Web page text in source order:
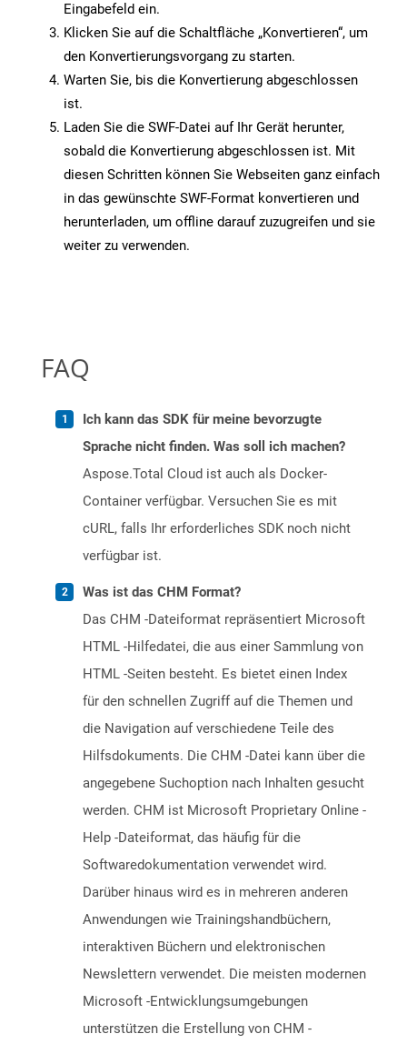
Eingabefeld ein.
Klicken Sie auf die Schaltfläche „Konvertieren“, um
den Konvertierungsvorgang zu starten.
Warten Sie, bis die Konvertierung abgeschlossen
ist.
Laden Sie die SWF-Datei auf Ihr Gerät herunter,
sobald die Konvertierung abgeschlossen ist. Mit
diesen Schritten können Sie Webseiten ganz einfach
in das gewünschte SWF-Format konvertieren und
herunterladen, um offline darauf zuzugreifen und sie
weiter zu verwenden.
FAQ
Ich kann das SDK für meine bevorzugte
Sprache nicht finden. Was soll ich machen?
Aspose.Total Cloud ist auch als Docker-
Container verfügbar. Versuchen Sie es mit
cURL, falls Ihr erforderliches SDK noch nicht
verfügbar ist.
Was ist das CHM Format?
Das CHM -Dateiformat repräsentiert Microsoft
HTML -Hilfedatei, die aus einer Sammlung von
HTML -Seiten besteht. Es bietet einen Index
für den schnellen Zugriff auf die Themen und
die Navigation auf verschiedene Teile des
Hilfsdokuments. Die CHM -Datei kann über die
angegebene Suchoption nach Inhalten gesucht
werden. CHM ist Microsoft Proprietary Online -
Help -Dateiformat, das häufig für die
Softwaredokumentation verwendet wird.
Darüber hinaus wird es in mehreren anderen
Anwendungen wie Trainingshandbüchern,
interaktiven Büchern und elektronischen
Newslettern verwendet. Die meisten modernen
Microsoft -Entwicklungsumgebungen
unterstützen die Erstellung von CHM -